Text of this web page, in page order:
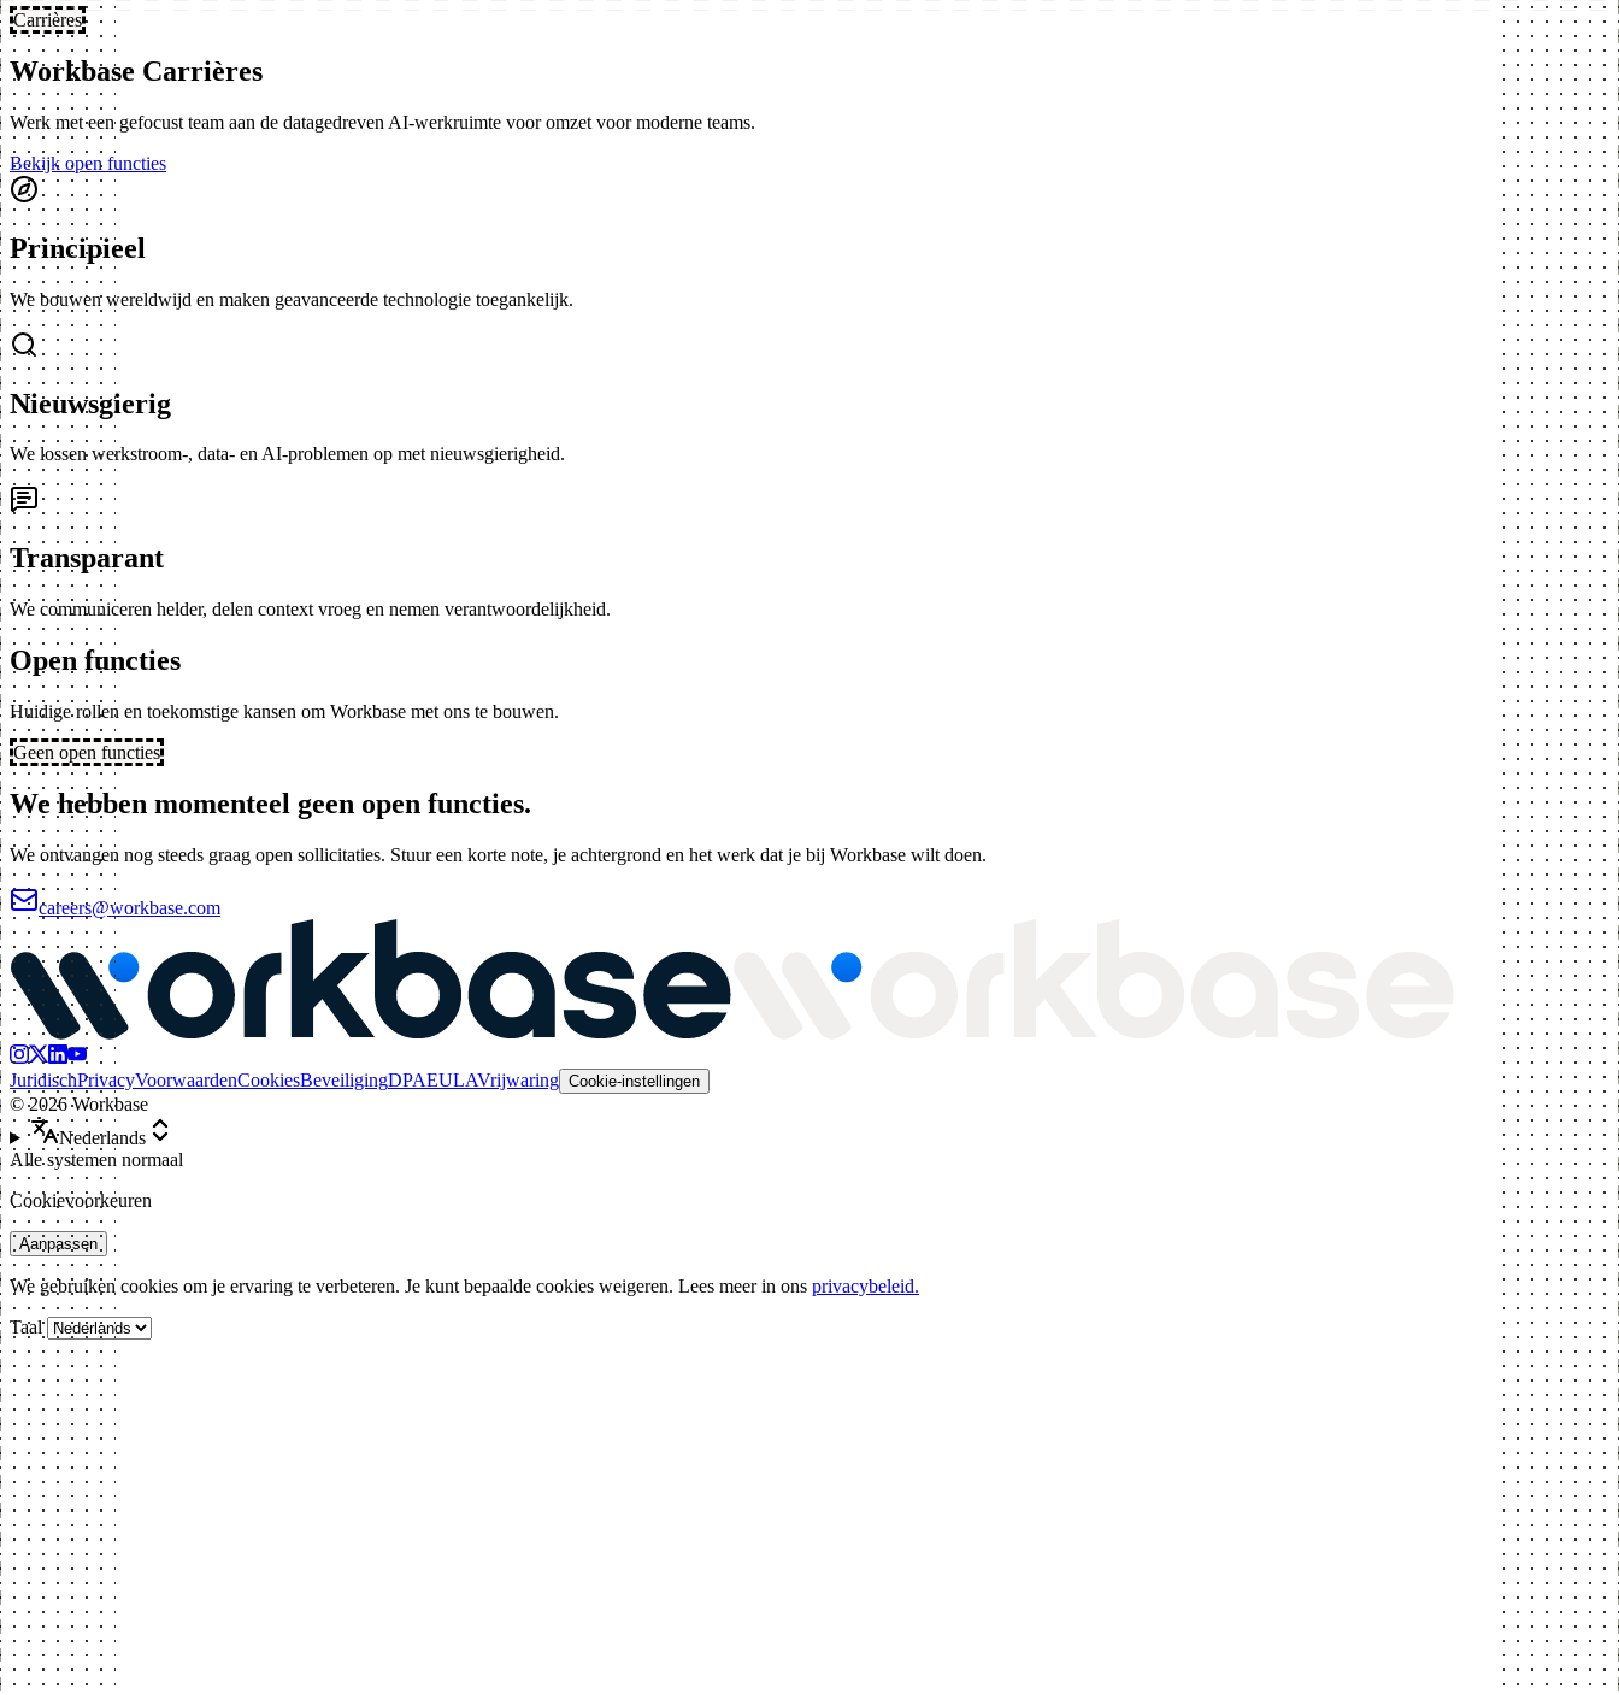
Carrières
Workbase Carrières
Werk met een gefocust team aan de datagedreven AI-werkruimte voor omzet voor moderne teams.
Bekijk open functies
Principieel
We bouwen wereldwijd en maken geavanceerde technologie toegankelijk.
Nieuwsgierig
We lossen werkstroom-, data- en AI-problemen op met nieuwsgierigheid.
Transparant
We communiceren helder, delen context vroeg en nemen verantwoordelijkheid.
Open functies
Huidige rollen en toekomstige kansen om Workbase met ons te bouwen.
Geen open functies
We hebben momenteel geen open functies.
We ontvangen nog steeds graag open sollicitaties. Stuur een korte note, je achtergrond en het werk dat je bij Workbase wilt doen.
careers@workbase.com
JuridischPrivacyVoorwaardenCookiesBeveiligingDPAEULAVrijwaring Cookie-instellingen
©2026 Workbase
Nederlands
Alle systemen normaal
Cookievoorkeuren
Aanpassen
We gebruiken cookies om je ervaring te verbeteren. Je kunt bepaalde cookies weigeren. Lees meer in ons privacybeleid.
Taal